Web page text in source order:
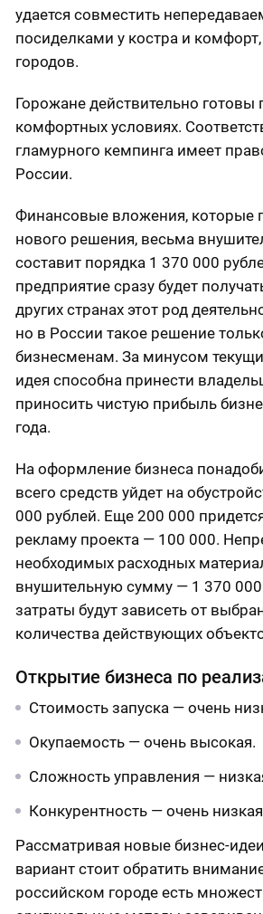
удается совместить
посиделками у костра и
городов.
Горожане действительно готовы
комфортных условиях.
гламурного кемпинга имеет
России.
Финансовые вложения, которые
нового решения, весьма
составит порядка 1 370 000
предприятие сразу будет
других странах этот род
но в России такое решение
бизнесменам. За минусом
идея способна принести
приносить чистую прибыль
года.
На оформление бизнеса
всего средств уйдет на
000 рублей. Еще 200 000
рекламу проекта — 100 000.
необходимых расходных
внушительную сумму — 1 370
затраты будут зависеть от
количества действующих
Открытие бизнеса по
Стоимость запуска — очень
Окупаемость — очень высокая.
Сложность управления —
Конкурентность — очень
Рассматривая новые бизнес-
вариант стоит обратить
российском городе есть